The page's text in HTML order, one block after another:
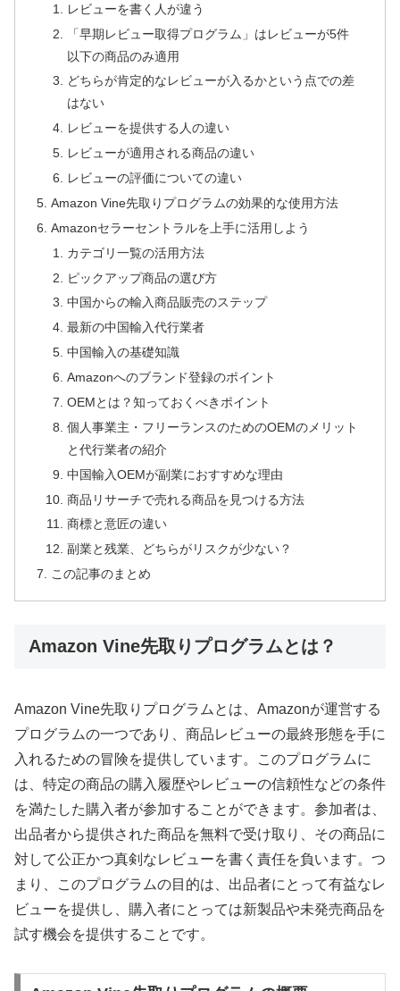
レビューを書く人が違う
「早期レビュー取得プログラム」はレビューが5件
以下の商品のみ適用
どちらが肯定的なレビューが入るかという点での差
はない
レビューを提供する人の違い
レビューが適用される商品の違い
レビューの評価についての違い
Amazon Vine先取りプログラムの効果的な使用方法
Amazonセラーセントラルを上手に活用しよう
カテゴリ一覧の活用方法
ピックアップ商品の選び方
中国からの輸入商品販売のステップ
最新の中国輸入代行業者
中国輸入の基礎知識
Amazonへのブランド登録のポイント
OEMとは？知っておくべきポイント
個人事業主・フリーランスのためのOEMのメリット
と代行業者の紹介
中国輸入OEMが副業におすすめな理由
商品リサーチで売れる商品を見つける方法
商標と意匠の違い
副業と残業、どちらがリスクが少ない？
この記事のまとめ
Amazon Vine先取りプログラムとは？
Amazon Vine先取りプログラムとは、Amazonが運営する
プログラムの一つであり、商品レビューの最終形態を手に
入れるための冒険を提供しています。このプログラムに
は、特定の商品の購入履歴やレビューの信頼性などの条件
を満たした購入者が参加することができます。参加者は、
出品者から提供された商品を無料で受け取り、その商品に
対して公正かつ真剣なレビューを書く責任を負います。つ
まり、このプログラムの目的は、出品者にとって有益なレ
ビューを提供し、購入者にとっては新製品や未発売商品を
試す機会を提供することです。